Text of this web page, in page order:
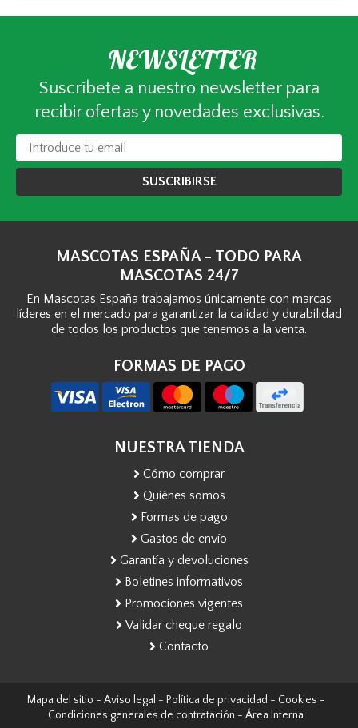
NEWSLETTER
Suscríbete a nuestro newsletter para
recibir ofertas y novedades exclusivas.
SUSCRIBIRSE
MASCOTAS ESPAÑA - TODO PARA
MASCOTAS 24/7
En Mascotas España trabajamos únicamente con marcas
líderes en el mercado para garantizar la calidad y durabilidad
de todos los productos que tenemos a la venta.
FORMAS DE PAGO
NUESTRA TIENDA
Cómo comprar
Quiénes somos
Formas de pago
Gastos de envío
Garantía y devoluciones
Boletines informativos
Promociones vigentes
Validar cheque regalo
Contacto
Mapa del sitio - Aviso legal - Política de privacidad - Cookies -
Condiciones generales de contratación - Área Interna